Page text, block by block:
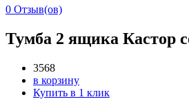
0 Отзыв(ов)
Тумба 2 ящика Кастор
3568
в корзину
Купить в 1 клик